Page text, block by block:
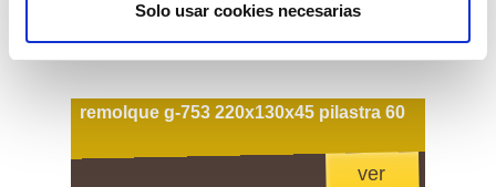
Solo usar cookies necesarias
remolque g-753 220x130x45 pilastra 60
ver